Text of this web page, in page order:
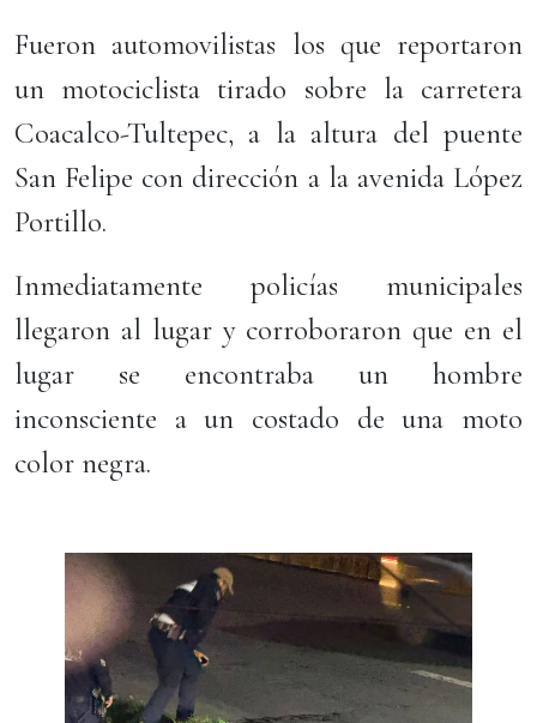
Fueron automovilistas los que reportaron
un motociclista tirado sobre la carretera
Coacalco-Tultepec, a la altura del puente
San Felipe con dirección a la avenida López
Portillo.
Inmediatamente policías municipales
llegaron al lugar y corroboraron que en el
lugar se encontraba un hombre
inconsciente a un costado de una moto
color negra.